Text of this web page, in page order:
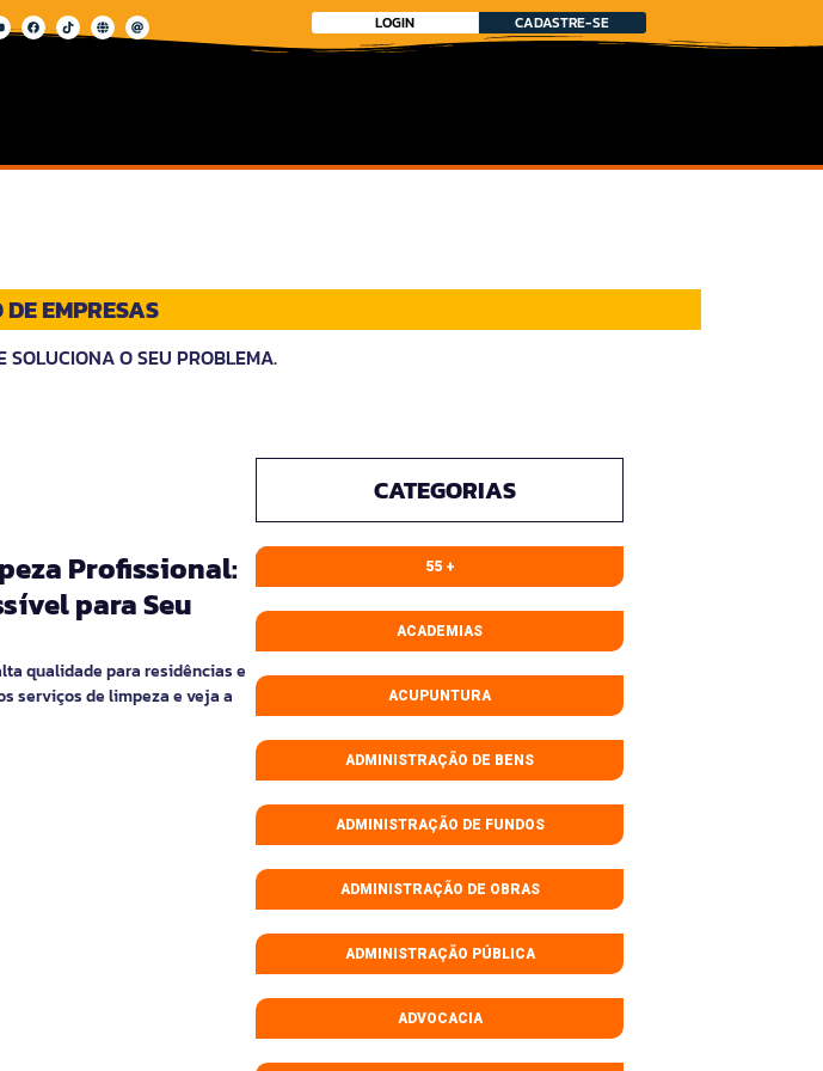
LOGIN CADASTRE-SE
EMPRESAS
SOLUCIONA O SEU PROBLEMA.
Profissional:
para Seu
qualidade para residências e
serviços de limpeza e veja a
CATEGORIAS
55 +
ACADEMIAS
ACUPUNTURA
ADMINISTRAÇÃO DE BENS
ADMINISTRAÇÃO DE FUNDOS
ADMINISTRAÇÃO DE OBRAS
ADMINISTRAÇÃO PÚBLICA
ADVOCACIA